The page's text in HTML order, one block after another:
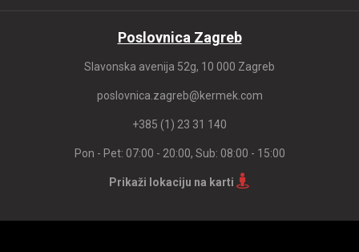
Poslovnica Zagreb
Slavonska avenija 52g, 10 000 Zagreb
poslovnica.zagreb@kermek.com
+385 (1) 23 31 140
Pon - Pet: 07:00 - 20:00, Sub: 08:00 - 15:00
Prikaži lokaciju na karti